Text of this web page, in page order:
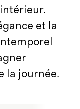
et la
la journée.